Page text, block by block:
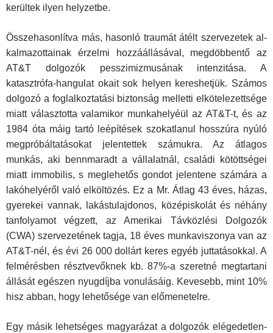
kerültek ilyen helyzetbe.
Összehasonlítva más, hasonló traumát átélt szervezetek al­
kalmazottainak érzelmi hozzáállásával, megdöbbentő az
AT&T dolgozók pesszimizmusának intenzitása. A
katasztrófa-hangulat okait sok helyen kereshetjük. Számos
dolgozó a foglalkoztatási biztonság melletti elkötelezettsége
miatt választotta valamikor munkahelyéül az AT&T-t, és az
1984 óta máig tartó leépítések szokatlanul hosszúra nyúló
megpróbáltatásokat jelentettek szá­mukra. Az átlagos
munkás, aki bennmaradt a vállalatnál, családi kötöttségei
miatt immobilis, s meglehetős gondot jelentene szá­mára a
lakóhelyéről való elköltözés. Ez a Mr. Átlag 43 éves, házas,
gyerekei vannak, lakástulajdonos, középiskolát és né­hány
tanfolyamot végzett, az Amerikai Távközlési Dolgozók
(CWA) szervezetének tagja, 18 éves munkaviszonya van az
AT&T-nél, és évi 26 000 dollárt keres egyéb juttatásokkal. A
felmérésben résztvevőknek kb. 87%-a szeretné megtartani
ál­lását egészen nyugdíjba vonulásáig. Kevesebb, mint 10%
hisz abban, hogy lehetősége van előmenetelre.
Egy másik lehetséges magyarázat a dolgozók elégedetlen­